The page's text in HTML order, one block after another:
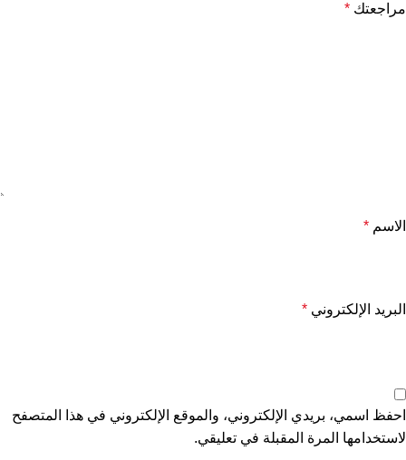
مراجعتك *
الاسم *
البريد الإلكتروني *
احفظ اسمي، بريدي الإلكتروني، والموقع الإلكتروني في هذا المتصفح
لاستخدامها المرة المقبلة في تعليقي.